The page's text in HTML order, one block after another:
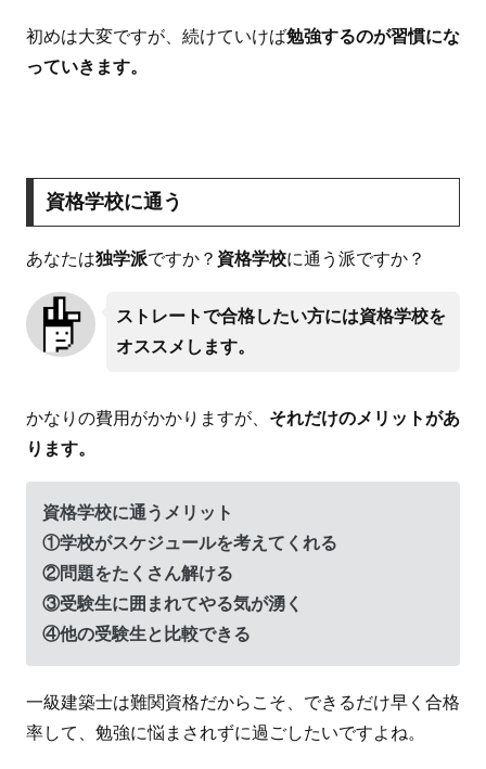
初めは大変ですが、続けていけば勉強するのが習慣にな
っていきます。
資格学校に通う
あなたは独学派ですか？ 資格学校に通う派ですか？
ストレートで合格したい方には資格学校を
オススメします。
かなりの費用がかかりますが、 それだけのメリットがあ
ります。
資格学校に通うメリット
①学校がスケジュールを考えてくれる
②問題をたくさん解ける
③受験生に囲まれてやる気が湧く
④他の受験生と比較できる
一級建築士は難関資格だからこそ、できるだけ早く合格
率して、勉強に悩まされずに過ごしたいですよね。